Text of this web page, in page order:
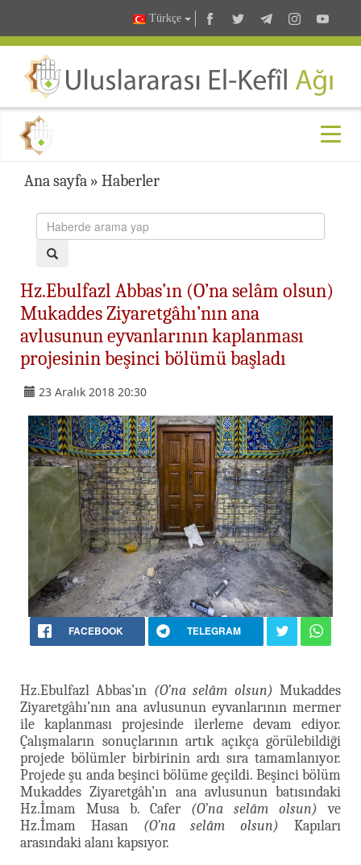
Türkçe
Ana sayfa » Haberler
Hz.Ebulfazl Abbas’ın (O’na selâm olsun)
Mukaddes Ziyaretgâhı’nın ana
avlusunun eyvanlarının kaplanması
projesinin beşinci bölümü başladı
23 Aralık 2018 20:30
FACEBOOK TELEGRAM
Hz.Ebulfazl Abbas’ın (O’na selâm olsun) Mukaddes
Ziyaretgâhı’nın ana avlusunun eyvanlarının mermer
ile kaplanması projesinde ilerleme devam ediyor.
Çalışmaların sonuçlarının artık açıkça görülebildiği
projede bölümler birbirinin ardı sıra tamamlanıyor.
Projede şu anda beşinci bölüme geçildi. Beşinci bölüm
Mukaddes Ziyaretgâh’ın ana avlusunun batısındaki
Hz.İmam Musa b. Cafer (O’na selâm olsun) ve
Hz.İmam Hasan (O’na selâm olsun) Kapıları
arasındaki alanı kapsıyor.